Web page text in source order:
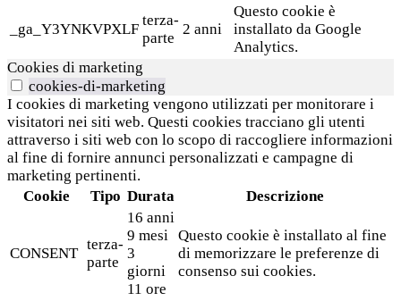
_ga_Y3YNKVPXLF
terza-
parte
2 anni
Questo cookie è
installato da Google
Analytics.
Cookies di marketing
cookies-di-marketing
I cookies di marketing vengono utilizzati per monitorare i
visitatori nei siti web. Questi cookies tracciano gli utenti
attraverso i siti web con lo scopo di raccogliere informazioni
al fine di fornire annunci personalizzati e campagne di
marketing pertinenti.
Cookie
Tipo Durata Descrizione
CONSENT
terza-
parte
16 anni
9 mesi
3
giorni
11 ore
Questo cookie è installato al fine
di memorizzare le preferenze di
consenso sui cookies.